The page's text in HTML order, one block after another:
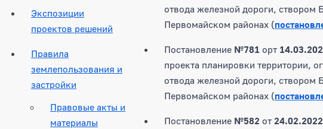
Экспозиции
проектов решений
Правила
землепользования и
застройки
Правовые акты и
материалы
отвода железной дороги, створом
Первомайском районах (
Постановление №781орт
проекта планировки территории,
отвода железной дороги, створом
Первомайском районах (
Постановление №582 от 24.02.2022